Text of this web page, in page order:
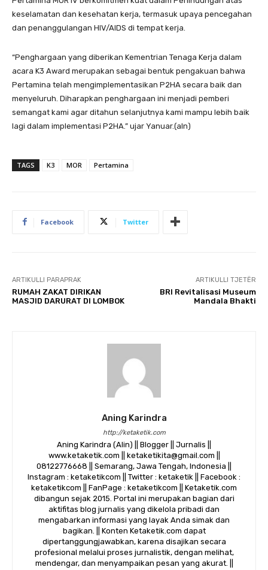
keselamatan dan kesehatan kerja, termasuk upaya pencegahan
dan penanggulangan HIV/AIDS di tempat kerja.
“Penghargaan yang diberikan Kementrian Tenaga Kerja dalam
acara K3 Award merupakan sebagai bentuk pengakuan bahwa
Pertamina telah mengimplementasikan P2HA secara baik dan
menyeluruh. Diharapkan penghargaan ini menjadi pemberi
semangat kami agar ditahun selanjutnya kami mampu lebih baik
lagi dalam implementasi P2HA.” ujar Yanuar.(aln)
TAGS K3 MOR Pertamina
Facebook Twitter
ARTIKULLI PARAPRAK
RUMAH ZAKAT DIRIKAN
MASJID DARURAT DI LOMBOK
ARTIKULLI TJETËR
BRI Revitalisasi Museum
Mandala Bhakti
Aning Karindra
http://ketaketik.com
Aning Karindra (Alin) || Blogger || Jurnalis ||
www.ketaketik.com || ketaketikita@gmail.com ||
08122776668 || Semarang, Jawa Tengah, Indonesia ||
Instagram : ketaketikcom || Twitter : ketaketik || Facebook :
ketaketikcom || FanPage : ketaketikcom || Ketaketik.com
dibangun sejak 2015. Portal ini merupakan bagian dari
aktifitas blog jurnalis yang dikelola pribadi dan
mengabarkan informasi yang layak Anda simak dan
bagikan. || Konten Ketaketik.com dapat
dipertanggungjawabkan, karena disajikan secara
profesional melalui proses jurnalistik, dengan melihat,
mendengar, dan menyampaikan pesan yang akurat. ||